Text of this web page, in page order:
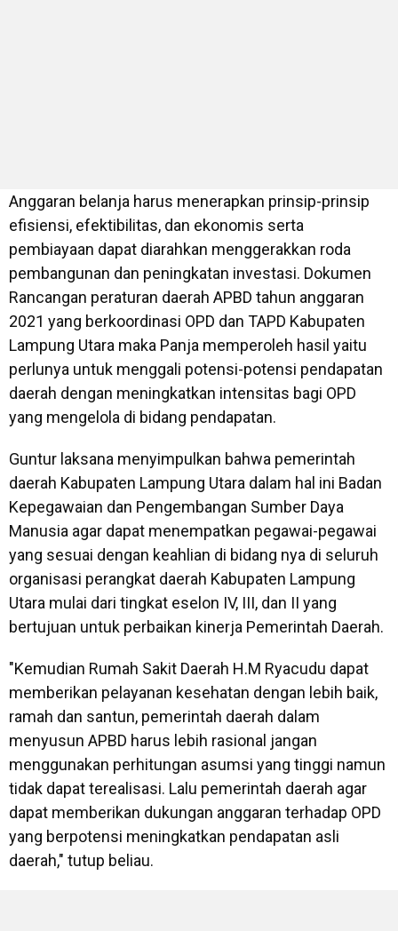
Anggaran belanja harus menerapkan prinsip-prinsip
efisiensi, efektibilitas, dan ekonomis serta
pembiayaan dapat diarahkan menggerakkan roda
pembangunan dan peningkatan investasi. Dokumen
Rancangan peraturan daerah APBD tahun anggaran
2021 yang berkoordinasi OPD dan TAPD Kabupaten
Lampung Utara maka Panja memperoleh hasil yaitu
perlunya untuk menggali potensi-potensi pendapatan
daerah dengan meningkatkan intensitas bagi OPD
yang mengelola di bidang pendapatan.
Guntur laksana menyimpulkan bahwa pemerintah
daerah Kabupaten Lampung Utara dalam hal ini Badan
Kepegawaian dan Pengembangan Sumber Daya
Manusia agar dapat menempatkan pegawai-pegawai
yang sesuai dengan keahlian di bidang nya di seluruh
organisasi perangkat daerah Kabupaten Lampung
Utara mulai dari tingkat eselon IV, III, dan II yang
bertujuan untuk perbaikan kinerja Pemerintah Daerah.
"Kemudian Rumah Sakit Daerah H.M Ryacudu dapat
memberikan pelayanan kesehatan dengan lebih baik,
ramah dan santun, pemerintah daerah dalam
menyusun APBD harus lebih rasional jangan
menggunakan perhitungan asumsi yang tinggi namun
tidak dapat terealisasi. Lalu pemerintah daerah agar
dapat memberikan dukungan anggaran terhadap OPD
yang berpotensi meningkatkan pendapatan asli
daerah," tutup beliau.